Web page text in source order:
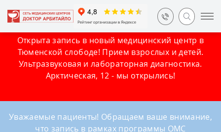
Открыта запись в новый медицинский центр в
Тюменской слободе! Прием взрослых и детей.
Ультразвуковая и лабораторная диагностика.
Арктическая, 12 - мы открылись!
Уважаемые пациенты! Обращаем ваше внимание,
что запись в рамках программы ОМС